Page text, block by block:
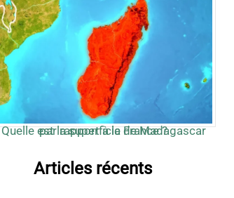
Quelle est la superficie de Madagascar par rapport à la France ?
Articles récents